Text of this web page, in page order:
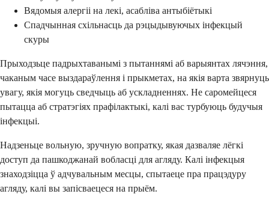
Вядомыя алергіі на лекі, асабліва антыбіётыкі
Спадчынная схільнасць да рэцыдывуючых інфекцый
скуры
Прыходзьце падрыхтаванымі з пытаннямі аб варыянтах лячэння,
чаканым часе выздараўлення і прыкметах, на якія варта звярнуць
увагу, якія могуць сведчыць аб ускладненнях. Не саромейцеся
пытацца аб стратэгіях прафілактыкі, калі вас турбуюць будучыя
інфекцыі.
Надзеньце вольную, зручную вопратку, якая дазваляе лёгкі
доступ да пашкоджанай вобласці для агляду. Калі інфекцыя
знаходзіцца ў адчувальным месцы, спытаеце пра працэдуру
агляду, калі вы запісваецеся на прыём.